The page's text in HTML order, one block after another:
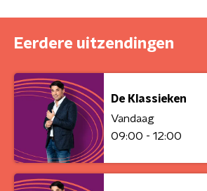
Eerdere uitzendingen
De Klassieken
Vandaag
09:00 - 12:00